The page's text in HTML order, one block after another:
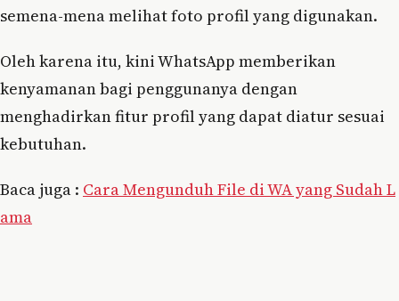
semena-mena melihat foto profil yang digunakan.
Oleh karena itu, kini WhatsApp memberikan
kenyamanan bagi penggunanya dengan
menghadirkan fitur profil yang dapat diatur sesuai
kebutuhan.
Baca juga : Cara Mengunduh File di WA yang Sudah L
ama